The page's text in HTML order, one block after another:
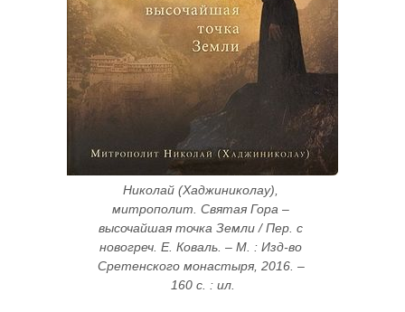
Николай (Хаджиниколау),
митрополит. Святая Гора –
высочайшая точка Земли / Пер. с
новогреч. Е. Коваль. – М. : Изд-во
Сретенского монастыря, 2016. –
160 с. : ил.